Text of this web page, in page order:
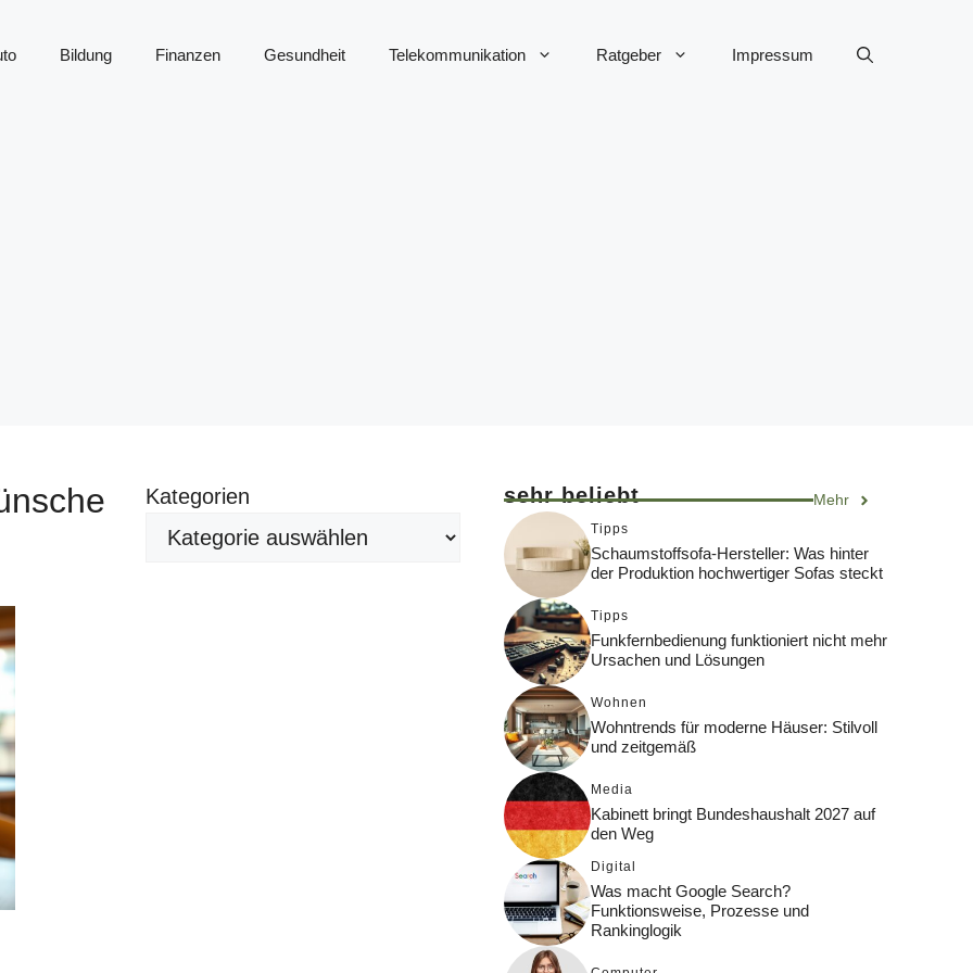
Bildung Finanzen Gesundheit Telekommunikation Ratgeber Impressum
Kategorien sehr beliebt Mehr
Tipps
Schaumstoffsofa-Hersteller: Was hinter
der Produktion hochwertiger Sofas steckt
Tipps
Funkfernbedienung funktioniert nicht mehr
Ursachen und Lösungen
Wohnen
Wohntrends für moderne Häuser: Stilvoll
und zeitgemäß
Media
Kabinett bringt Bundeshaushalt 2027 auf
den Weg
Digital
Was macht Google Search?
Funktionsweise, Prozesse und
Rankinglogik